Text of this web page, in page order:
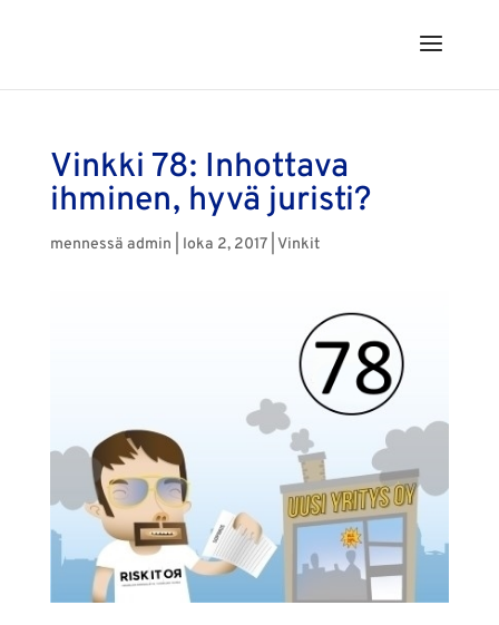
Vinkki 78: Inhottava
ihminen, hyvä juristi?
mennessä admin loka 2, 2017| Vinkit